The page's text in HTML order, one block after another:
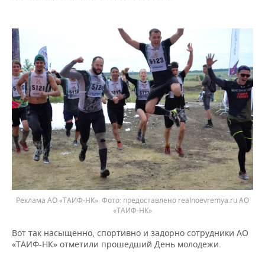
Реклама АО «ТАИФ-НК». Фото: предоставлено realnoevremya.ru АО
«ТАИФ-НК»
Вот так насыщенно, спортивно и задорно сотрудники АО
«ТАИФ-НК» отметили прошедший День молодежи.